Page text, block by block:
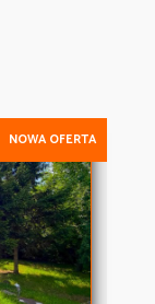
NOWA OFERTA